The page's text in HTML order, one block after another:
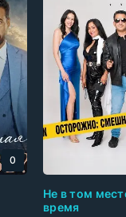
0
Не в том
время